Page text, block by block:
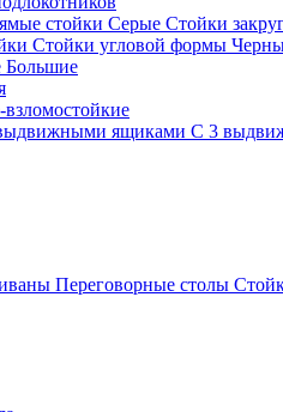
стойки Серые Стойки
Стойки угловой формы
Большие
ящиками С 3
Переговорные столы